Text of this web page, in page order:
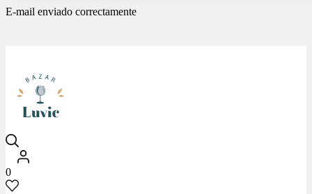
E-mail enviado correctamente
Luvic
0